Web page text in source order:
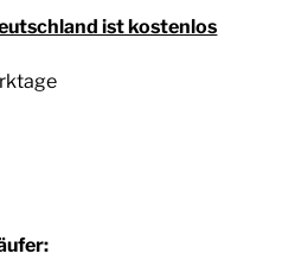
ist kostenlos